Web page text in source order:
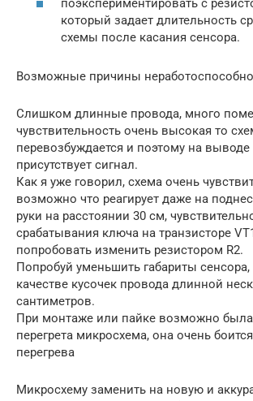
поэкспериментировать с
который задает длительность
схемы после касания сенсора.
Возможные причины
Слишком длинные провода, много
чувствительность очень высокая то
перевозбуждается и поэтому на
присутствует сигнал.
Как я уже говорил, схема очень
возможно что реагирует даже на
руки на расстоянии 30 см,
срабатывания ключа на транзисторе
попробовать изменить резистором R2.
Попробуй уменьшить габариты сенсора,
качестве кусочек провода длинной
сантиметров.
При монтаже или пайке возможно
перегрета микросхема, она очень
перегрева
Микросхему заменить на новую и